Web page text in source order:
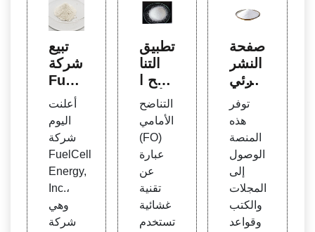
تبيع
شركة
Fuel
Cell
Ener
gy ثلا
ث خلا
يا وقو
د غاز
لشرك
أعلنت
اليوم
شركة
FuelCell
Energy,
Inc.،
وهي
شركة
تطبيق
التنا
ضح ا
لأمام
ي في
الصنا
عات ا
لتحوي
لية: أ
التناضح
الأمامي
(FO)
عبارة
عن
تقنية
غشائية
تستخدم
صفحة
النشر
الرئي
سية ل
ـ RS
C - ال
جمعية
الملكي
ة للكي
مياء
توفر
هذه
المنصة
الوصول
إلى
المجلات
والكتب
وقواعد